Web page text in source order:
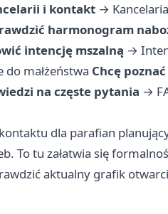
i kontakt →
harmonogram
intencję mszalną →
małżeństwa Chcę
na częste pytania →
dla parafian
To tu załatwia się
aktualny grafik